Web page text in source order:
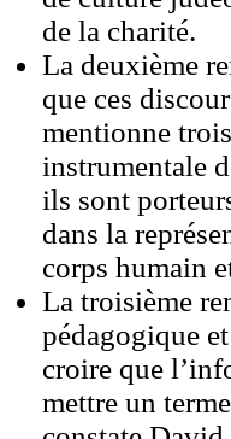
de la charité.
La deuxième
que ces
mentionne
instrumentale
ils sont
dans la
corps humain
La troisième
pédagogique
croire que
mettre un